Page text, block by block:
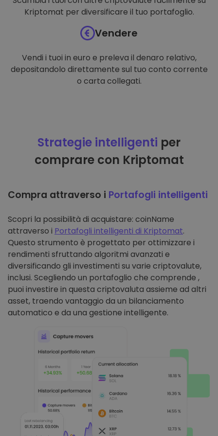
Kriptomat per diversificare il tuo portafoglio.
Vendere
Vendi i tuoi in euro e preleva il denaro relativo,
depositandolo direttamente sul tuo conto corrente
o carta collegati.
Strategie intelligenti per
comprare con Kriptomat
Compra attraverso i Portafogli intelligenti
Scopri la possibilità di acquistare: coinName
attraverso i Portafogli intelligenti di Kriptomat.
Questo strumento è progettato per ottimizzare i
rendimenti sfruttando algoritmi avanzati e
diversificando gli investimenti su varie criptovalute,
inclusi. Scegliendo un portafoglio che comprende ,
puoi investire in questa criptovaluta assieme ad altri
asset, traendo vantaggio da un bilanciamento
automatico e da una gestione intelligente.